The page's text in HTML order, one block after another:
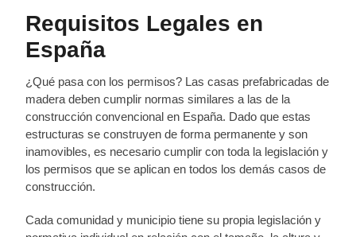
Requisitos Legales en
España
¿Qué pasa con los permisos? Las casas prefabricadas de
madera deben cumplir normas similares a las de la
construcción convencional en España. Dado que estas
estructuras se construyen de forma permanente y son
inamovibles, es necesario cumplir con toda la legislación y
los permisos que se aplican en todos los demás casos de
construcción.
Cada comunidad y municipio tiene su propia legislación y